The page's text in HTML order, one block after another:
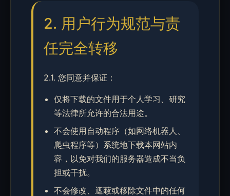
2. 用户行为规范与责
任完全转移
2.1. 您同意并保证：
仅将下载的文件用于个人学习、研究
等法律所允许的合法用途。
不会使用自动程序（如网络机器人、
爬虫程序等）系统地下载本网站内
容，以免对我们的服务器造成不当负
担或干扰。
不会修改、遮蔽或移除文件中的任何